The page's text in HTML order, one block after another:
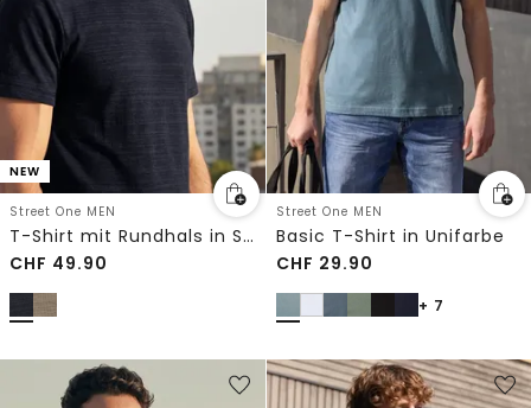
NEW
Street One MEN
T-Shirt mit Rundhals in Space-Dye-Optik
CHF 49.90
Street One MEN
Basic T-Shirt in Unifarbe
CHF 29.90
+ 7